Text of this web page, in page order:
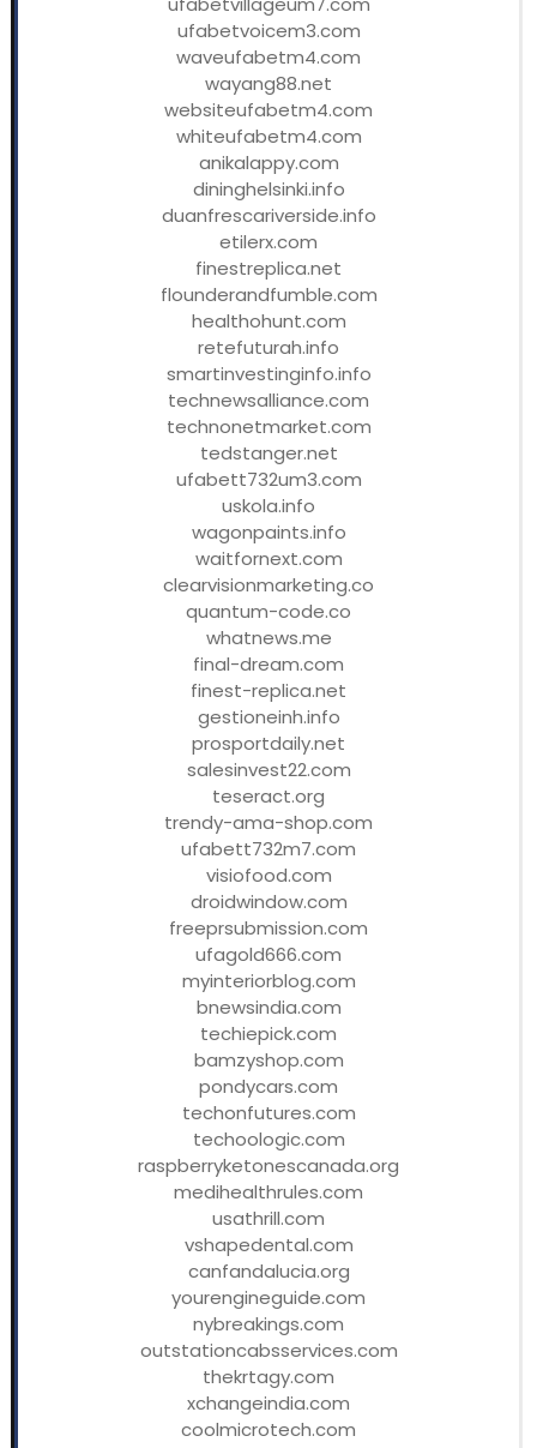
ufabetvoicem3.com
waveufabetm4.com
wayang88.net
websiteufabetm4.com
whiteufabetm4.com
anikalappy.com
dininghelsinki.info
duanfrescariverside.info
etilerx.com
finestreplica.net
flounderandfumble.com
healthohunt.com
retefuturah.info
smartinvestinginfo.info
technewsalliance.com
technonetmarket.com
tedstanger.net
ufabett732um3.com
uskola.info
wagonpaints.info
waitfornext.com
clearvisionmarketing.co
quantum-code.co
whatnews.me
final-dream.com
finest-replica.net
gestioneinh.info
prosportdaily.net
salesinvest22.com
teseract.org
trendy-ama-shop.com
ufabett732m7.com
visiofood.com
droidwindow.com
freeprsubmission.com
ufagold666.com
myinteriorblog.com
bnewsindia.com
techiepick.com
bamzyshop.com
pondycars.com
techonfutures.com
techoologic.com
raspberryketonescanada.org
medihealthrules.com
usathrill.com
vshapedental.com
canfandalucia.org
yourengineguide.com
nybreakings.com
outstationcabsservices.com
thekrtagy.com
xchangeindia.com
coolmicrotech.com